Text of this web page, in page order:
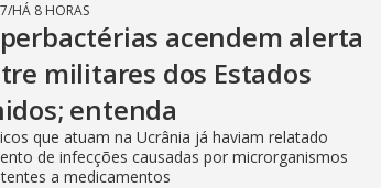
/HÁ 8 HORAS
acendem alerta
militares dos Estados
entenda
que atuam na Ucrânia já haviam relatado
de infecções causadas por microrganismos
a medicamentos